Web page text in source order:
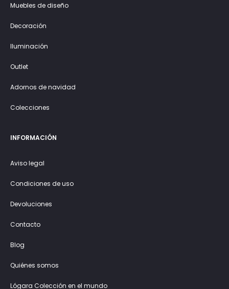
Muebles de diseño
Decoración
Iluminación
Outlet
Adornos de navidad
Colecciones
INFORMACIÓN
Aviso legal
Condiciones de uso
Devoluciones
Contacto
Blog
Quiénes somos
Lógara Colección en el mundo